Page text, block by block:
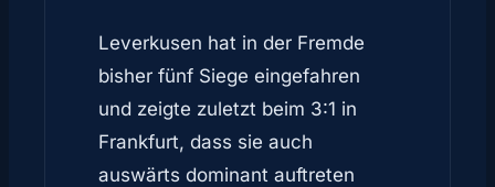
Leverkusen hat in der Fremde
bisher fünf Siege eingefahren
und zeigte zuletzt beim 3:1 in
Frankfurt, dass sie auch
auswärts dominant auftreten